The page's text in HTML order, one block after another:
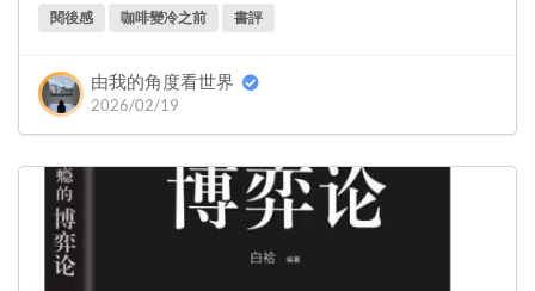
閱後感 咖啡變冷之前 書評
由我的角度看世界
2026/02/19